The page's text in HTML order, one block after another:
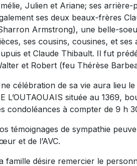
Julien et Ariane; ses
ses deux beaux-frères
Armstrong), une belle-
ses cousins, cousines, et
et Claude Thibault. Il fut
et Robert (feu Thérèse
célébration de sa vie aura lieu le
L’OUTAOUAIS située au 1369,
condoléances à compter de 9 h
témoignages de sympathie
et de l’AVC.
famille désire remercier le